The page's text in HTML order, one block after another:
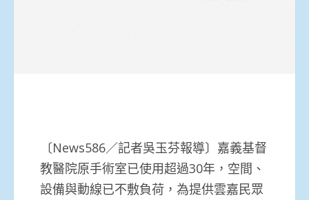
〔News586／記者吳玉芬報導〕嘉義基督
教醫院原手術室已使用超過30年，空間、
設備與動線已不敷負荷，為提供雲嘉民眾